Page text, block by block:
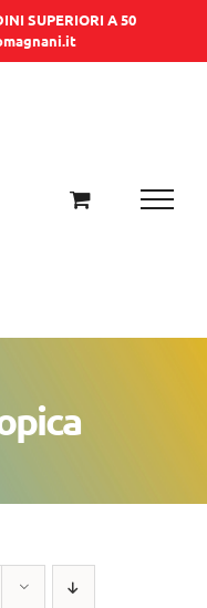
SUPERIORI A 50